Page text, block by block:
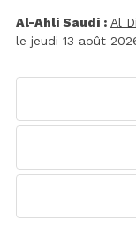
Al-Ahli Saudi : Al
le jeudi 13 août